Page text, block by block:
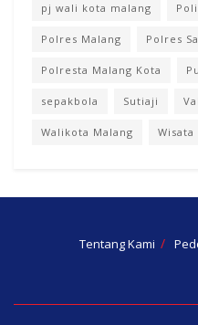
pj wali kota malang
Polres Malang Polres
Polresta Malang Kota
sepakbola Sutiaji
Walikota Malang Wisata
Tentang Kami